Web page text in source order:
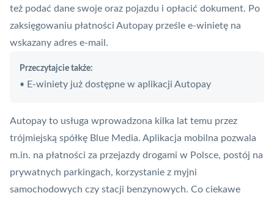
też podać dane swoje oraz pojazdu i opłacić dokument. Po
zaksięgowaniu płatności Autopay prześle e-winietę na
wskazany adres e-mail.
Przeczytajcie także:
• E-winiety już dostępne w aplikacji Autopay
Autopay to usługa wprowadzona kilka lat temu przez
trójmiejską spółkę Blue Media. Aplikacja mobilna pozwala
m.in. na płatności za przejazdy drogami w Polsce, postój na
prywatnych parkingach, korzystanie z myjni
samochodowych czy stacji benzynowych. Co ciekawe